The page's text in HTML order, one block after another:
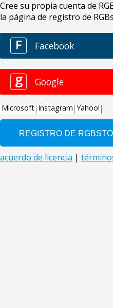
Cree su propia cuenta de
la página de registro de
F Facebook
g Google
Microsoft Instagram Yahoo!
acuerdo de licencia |